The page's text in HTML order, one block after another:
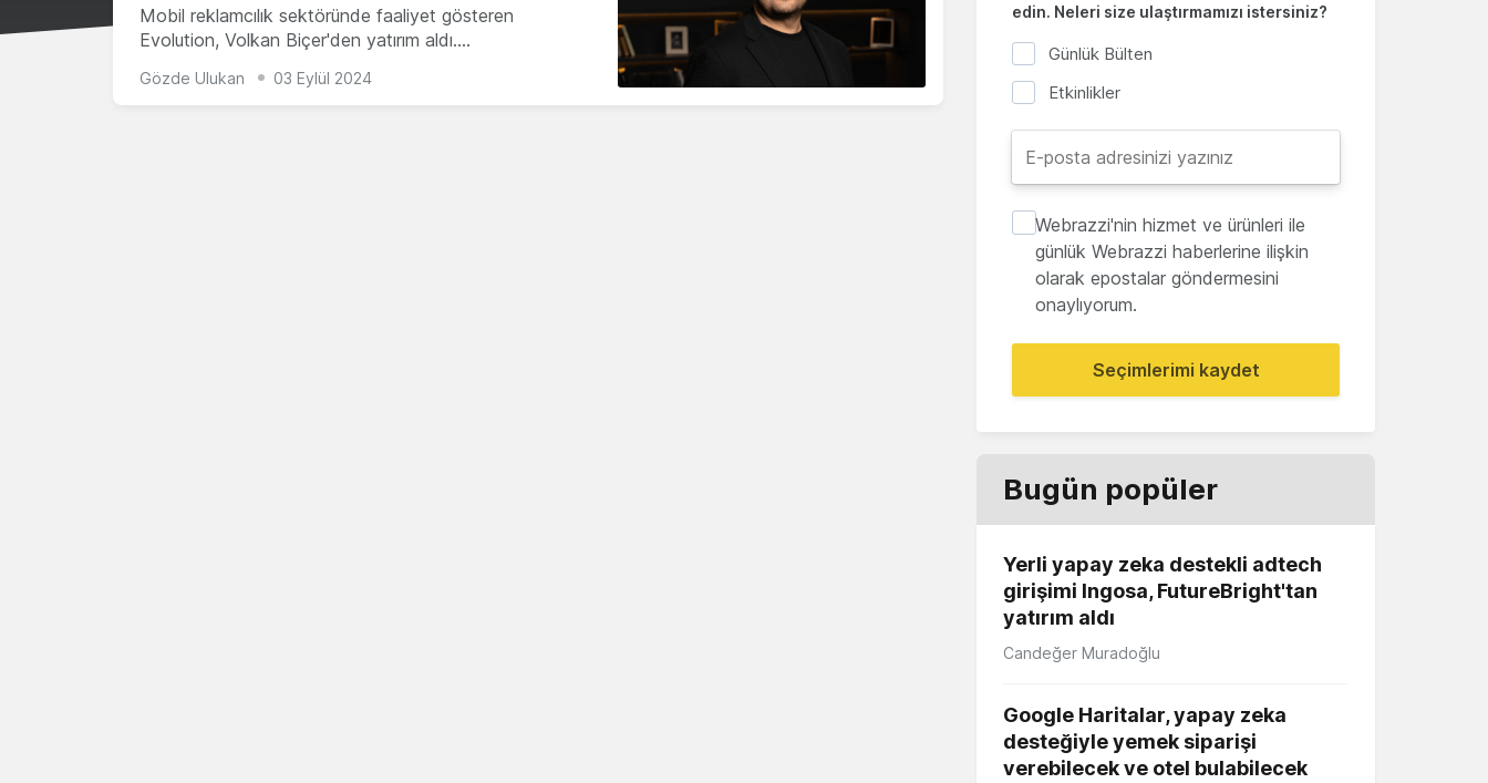
Mobil reklamcılık sektöründe faaliyet gösteren
Evolution, Volkan Biçer'den yatırım aldı.…
Gözde Ulukan 03 Eylül 2024
edin. Neleri size ulaştırmamızı istersiniz?
Günlük Bülten
Etkinlikler
Webrazzi'nin hizmet ve ürünleri ile
günlük Webrazzi haberlerine ilişkin
olarak epostalar göndermesini
onaylıyorum.
Seçimlerimi kaydet
Bugün popüler
Yerli yapay zeka destekli adtech
girişimi Ingosa, FutureBright'tan
yatırım aldı
Candeğer Muradoğlu
Google Haritalar, yapay zeka
desteğiyle yemek siparişi
verebilecek ve otel bulabilecek